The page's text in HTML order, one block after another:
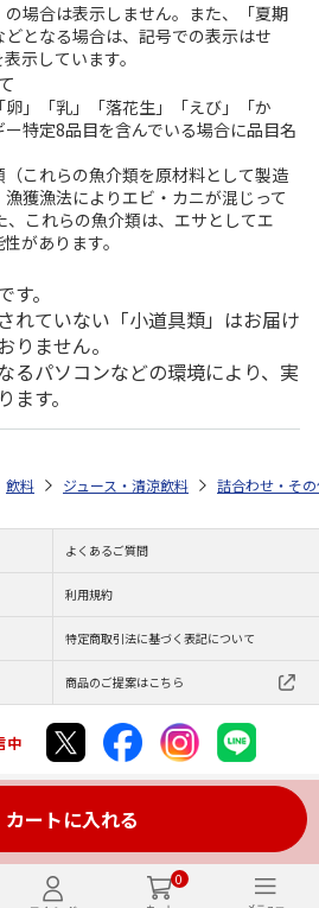
0
場合は表示しません。また、「夏期
となる場合は、記号での表示はせ
示しています。
」「乳」「落花生」「えび」「か
特定8品目を含んでいる場合に品目名
これらの魚介類を原材料として製造
獲漁法によりエビ・カニが混じって
、これらの魚介類は、エサとしてエ
があります。
。
れていない「小道具類」はお届け
りません。
るパソコンなどの環境により、実
す。
カートに入れる
飲料 ジュース・清涼飲料 詰合わせ・そ
よくあるご質問
利用規約
特定商取引法に基づく表記について
商品のご提案はこちら
中
POST Co.,Ltd. All Rights Reserved.